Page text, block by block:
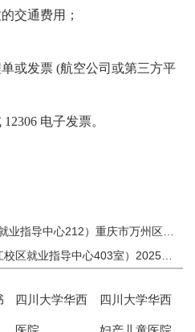
交通费用；
或发票 (航空公司或第三方平
电子发票。
上一篇：（9.27周六9:20-望江就业指导中心212）重庆市万州区卫生健康委员会招聘应届高校毕业生公告
下一篇：（9.12周五15:20-望江校区就业指导中心403室）2025年第二批次陆军直接选拔招录军官宣讲会
四川大学华西 四川大学华西